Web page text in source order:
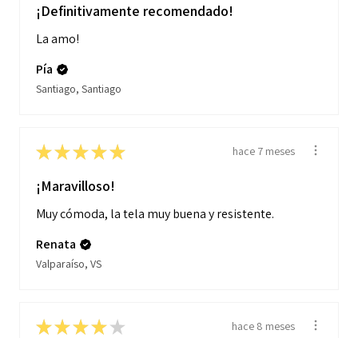
¡Definitivamente recomendado!
La amo!
Pía
Santiago, Santiago
★★★★★ hace 7 meses
¡Maravilloso!
Muy cómoda, la tela muy buena y resistente.
Renata
Valparaíso, VS
★★★★ ★ hace 8 meses